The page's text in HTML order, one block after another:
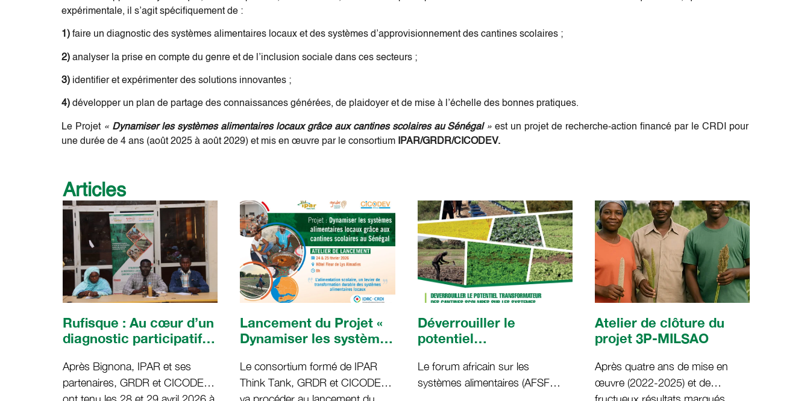
expérimentale, il s’agit spécifiquement de :
1) faire un diagnostic des systèmes alimentaires locaux et des systèmes d’approvisionnement des cantines scolaires ;
2) analyser la prise en compte du genre et de l’inclusion sociale dans ces secteurs ;
3) identifier et expérimenter des solutions innovantes ;
4) développer un plan de partage des connaissances générées, de plaidoyer et de mise à l’échelle des bonnes pratiques.
Le Projet « Dynamiser les systèmes alimentaires locaux grâce aux cantines scolaires au Sénégal »est un projet de recherche-action financé par le CRDI pour
une durée de 4 ans (août 2025 à août 2029) et mis en œuvre par le consortium
IPAR/GRDR/CICODEV.
Articles
Rufisque : Au cœur d’un
diagnostic participatif
systèmes alimentaires
locaux à travers les
Après Bignona, IPAR et ses
partenaires, GRDR et CICODEV,
Lancement du Projet «
Dynamiser les systèmes
Sénégal grâce aux
cantines scolaires »
Le consortium formé de IPAR
Think Tank, GRDR et CICODEV,
Déverrouiller le
potentiel
cantines scolaires sur
les systèmes
Le forum africain sur les
systèmes alimentaires (AFSF
Atelier de clôture du
projet 3P-MILSAO
Après quatre ans de mise en
œuvre (2022-2025) et de